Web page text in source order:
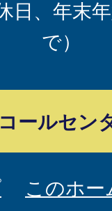
日、年末
で）
ールセン
このホ